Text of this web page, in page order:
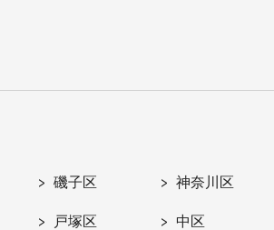
磯子区 神奈川区
戸塚区 中区